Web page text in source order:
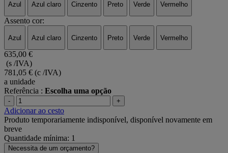
Azul Azul claro Cinzento Preto Verde Vermelho
Assento cor:
Azul Azul claro Cinzento Preto Verde Vermelho
635,00 €
(s /IVA)
781,05 € (c /IVA)
a unidade
Referência : Escolha uma opção
- +
Adicionar ao cesto
Produto temporariamente indisponível, disponível novamente em
breve
Quantidade mínima: 1
Necessita de um orçamento?